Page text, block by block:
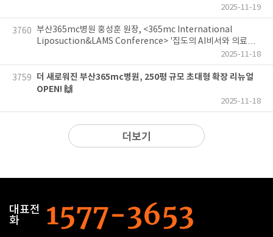
2025-11-19
3760 부산365mc병원 홍성훈 원장, <365mc International
Liposuction&LAMS Conference> '집도의 AI비서와 의료AI
2025-11-18
3759
더 새로워진 부산365mc병원, 250평 규모 초대형 확장 리뉴얼
OPEN! 🙌
2025-11-18
더보기
대표전
화